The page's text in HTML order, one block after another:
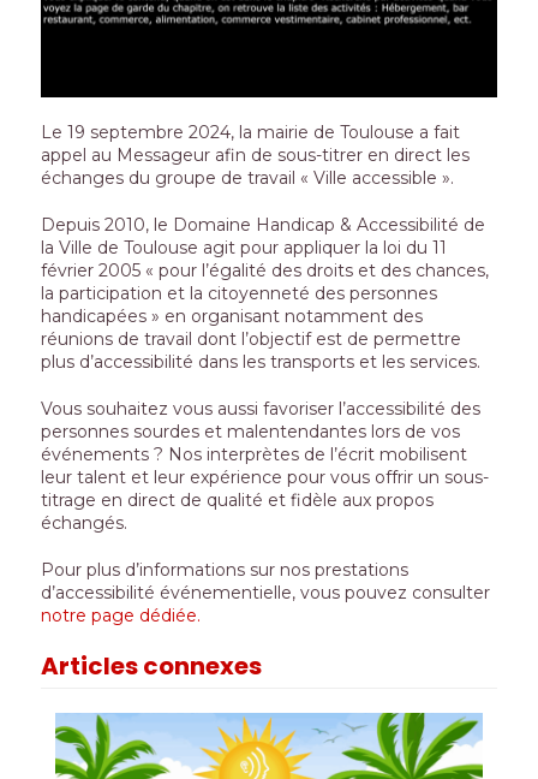
Le 19 septembre 2024, la mairie de Toulouse a fait
appel au Messageur afin de sous-titrer en direct les
échanges du groupe de travail « Ville accessible ».
Depuis 2010, le Domaine Handicap & Accessibilité de
la Ville de Toulouse agit pour appliquer la loi du 11
février 2005 « pour l’égalité des droits et des chances,
la participation et la citoyenneté des personnes
handicapées » en organisant notamment des
réunions de travail dont l’objectif est de permettre
plus d’accessibilité dans les transports et les services.
Vous souhaitez vous aussi favoriser l’accessibilité des
personnes sourdes et malentendantes lors de vos
événements ? Nos interprètes de l’écrit mobilisent
leur talent et leur expérience pour vous offrir un sous-
titrage en direct de qualité et fidèle aux propos
échangés.
Pour plus d’informations sur nos prestations
d’accessibilité événementielle, vous pouvez consulter
notre page dédiée.
Articles connexes